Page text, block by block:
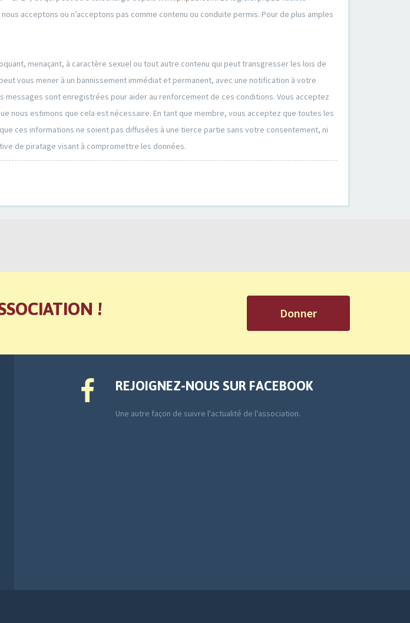
acceptons ou n’acceptons pas comme contenu ou conduite permis. Pour de plus amples
menaçant, à caractère sexuel ou tout autre contenu qui peut transgresser les lois de
vous mener à un bannissement immédiat et permanent, avec une notification à votre
messages sont enregistrées pour aider au renforcement de ces conditions. Vous acceptez
nous estimons que cela est nécessaire. En tant que membre, vous acceptez que toutes les
ces informations ne soient pas diffusées à une tierce partie sans votre consentement, ni
de piratage visant à compromettre les données.
! Donner
REJOIGNEZ-NOUS SUR FACEBOOK
Une autre façon de suivre l'actualité de l'association.